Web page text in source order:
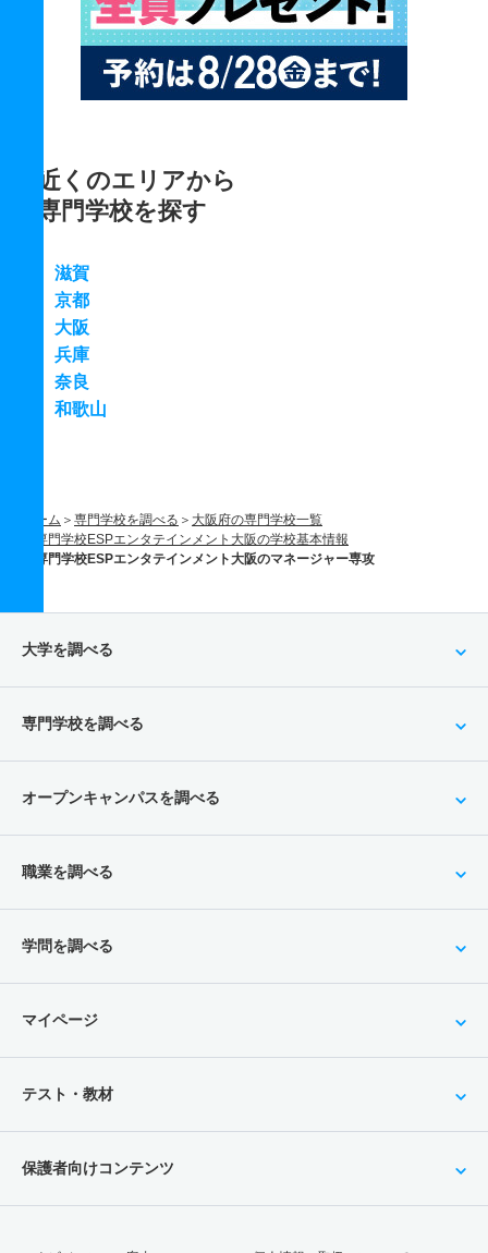
近くのエリアから
専門学校を探す
滋賀
京都
大阪
兵庫
奈良
和歌山
ホーム 専門学校を調べる
大阪府の専門学校一覧
専門学校ESPエンタテインメント大阪の学校基本情報
専門学校ESPエンタテインメント大阪のマネージャー専攻
大学を調べる
専門学校を調べる
オープンキャンパスを調べる
職業を調べる
学問を調べる
マイページ
テスト・教材
保護者向けコンテンツ